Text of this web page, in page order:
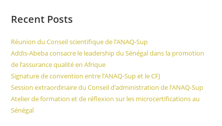
Recent Posts
Réunion du Conseil scientifique de l’ANAQ-Sup
Addis-Abeba consacre le leadership du Sénégal dans la promotion
de l’assurance qualité en Afrique
Signature de convention entre l’ANAQ-Sup et le CFJ
Session extraordinaire du Conseil d’administration de l’ANAQ-Sup
Atelier de formation et de réflexion sur les microcertifications au
Sénégal